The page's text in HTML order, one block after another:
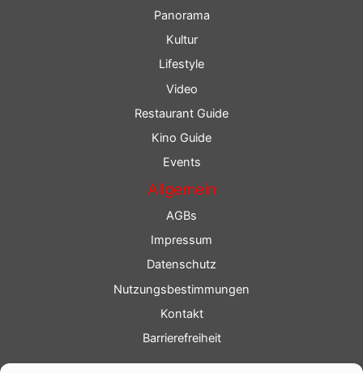
Panorama
Kultur
Lifestyle
Video
Restaurant Guide
Kino Guide
Events
Allgemein
AGBs
Impressum
Datenschutz
Nutzungsbestimmungen
Kontakt
Barrierefreiheit